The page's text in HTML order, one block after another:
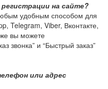
на сайте?
удобным способом для
Telegram, Viber, Вконтакте,
вы можете
звонка” и “Быстрый заказ”
или адрес